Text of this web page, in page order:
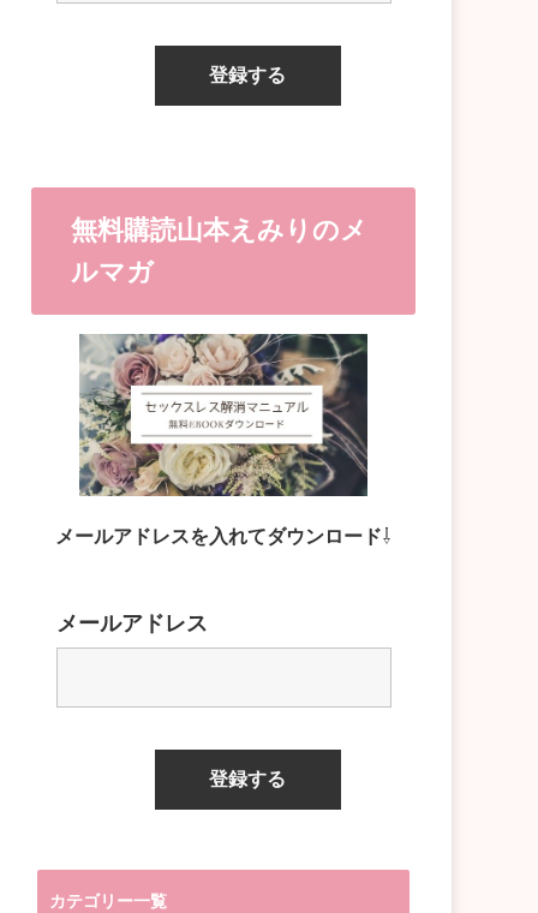
無料購読山本えみりのメ
ルマガ
メールアドレスを入れてダウンロード⇩
メールアドレス
カテゴリー一覧